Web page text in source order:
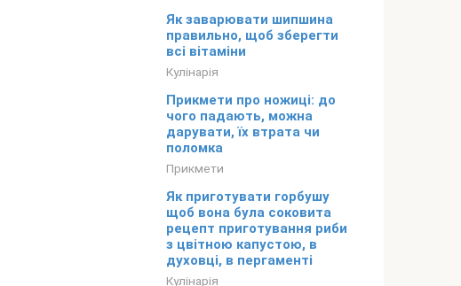
Як заварювати шипшина
правильно, щоб зберегти
всі вітаміни
Кулінарія
Прикмети про ножиці: до
чого падають, можна
дарувати, їх втрата чи
поломка
Прикмети
Як приготувати горбушу
щоб вона була соковита
рецепт приготування риби
з цвітною капустою, в
духовці, в пергаменті
Кулінарія